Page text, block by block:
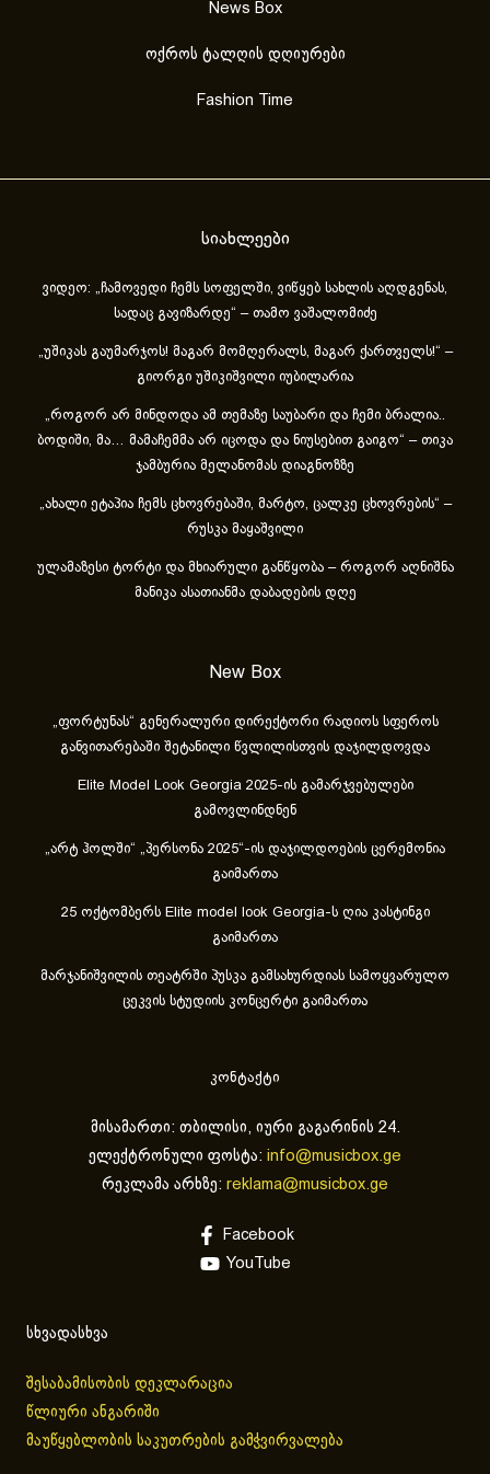
News Box
ოქროს ტალღის დღიურები
Fashion Time
სიახლეები
ვიდეო: „ჩამოვედი ჩემს სოფელში, ვიწყებ სახლის აღდგენას,
სადაც გავიზარდე“ – თამო ვაშალომიძე
„უშიკას გაუმარჯოს! მაგარ მომღერალს, მაგარ ქართველს!“ –
გიორგი უშიკიშვილი იუბილარია
„როგორ არ მინდოდა ამ თემაზე საუბარი და ჩემი ბრალია..
ბოდიში, მა… მამაჩემმა არ იცოდა და ნიუსებით გაიგო“ – თიკა
ჯამბურია მელანომას დიაგნოზზე
„ახა­ლი ეტა­პია ჩემს ცხოვ­რე­ბა­ში, მარ­ტო, ცალ­კე ცხოვ­რე­ბის“ –
რუსკა მაყაშვილი
ულამაზესი ტორტი და მხიარული განწყობა – როგორ აღნიშნა
მანიკა ასათიანმა დაბადების დღე
New Box
„ფორტუნას“ გენერალური დირექტორი რადიოს სფეროს
განვითარებაში შეტანილი წვლილისთვის დაჯილდოვდა
Elite Model Look Georgia 2025-ის გამარჯვებულები
გამოვლინდნენ
„არტ ჰოლში“ „პერსონა 2025“-ის დაჯილდოების ცერემონია
გაიმართა
25 ოქტომბერს Elite model look Georgia-ს ღია კასტინგი
გაიმართა
მარჯანიშვილის თეატრში პუსკა გამსახურდიას სამოყვარულო
ცეკვის სტუდიის კონცერტი გაიმართა
კონტაქტი
მისამართი: თბილისი, იური გაგარინის 24.
ელექტრონული ფოსტა: info@musicbox.ge
რეკლამა არხზე: reklama@musicbox.ge
Facebook
YouTube
სხვადასხვა
შესაბამისობის დეკლარაცია
წლიური ანგარიში
მაუწყებლობის საკუთრების გამჭვირვალება